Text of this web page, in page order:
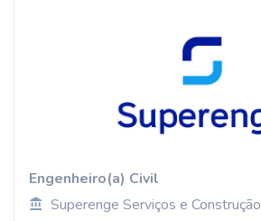
Engenheiro(a) Civil
Superenge Serviços e Construção